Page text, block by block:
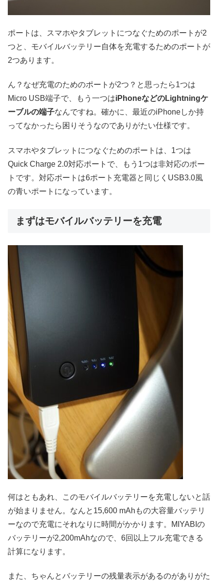
ポートは、スマホやタブレットにつなぐためのポートが2
つと、モバイルバッテリー自体を充電するためのポートが
2つあります。
ん？なぜ充電のためのポートが2つ？と思ったら1つは
Micro USB端子で、もう一つはiPhoneなどのLightningケ
ーブルの端子なんですね。確かに、最近のiPhoneしか持
ってなかったら困りそうなのでありがたい仕様です。
スマホやタブレットにつなぐためのポートは、1つは
Quick Charge 2.0対応ポートで、もう1つは非対応のポー
トです。対応ポートは6ポート充電器と同じくUSB3.0風
の青いポートになっています。
まずはモバイルバッテリーを充電
何はともあれ、このモバイルバッテリーを充電しないと話
が始まりません。なんと15,600 mAhもの大容量バッテリ
ーなので充電にそれなりに時間がかかります。MIYABIの
バッテリーが2,200mAhなので、6回以上フル充電できる
計算になります。
また、ちゃんとバッテリーの残量表示があるのがありがた